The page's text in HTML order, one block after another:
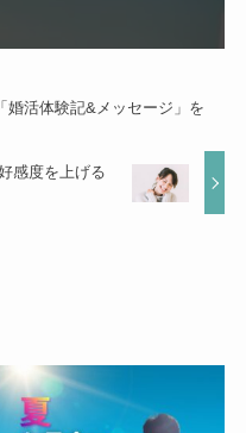
婚活体験記&メッセージ」を
感度を上げる